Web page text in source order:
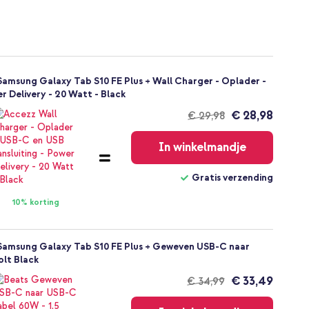
Galaxy Tab S10 FE Plus + Wall Charger - Oplader -
Delivery - 20 Watt - Black
10% korting
€ 29,98
verzending
€ 28,98
In winkelmandje
Gratis verzending
Galaxy Tab S10 FE Plus + Geweven USB-C naar
Black
€ 34,99
Gratis
verzending
€ 33,49